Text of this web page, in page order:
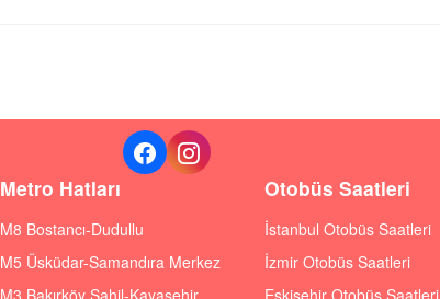
Metro Hatları
M8 Bostancı-Dudullu
M5 Üsküdar-Samandıra Merkez
M3 Bakırköy Sahil-Kayaşehir
Otobüs Saatleri
İstanbul Otobüs Saatleri
İzmir Otobüs Saatleri
Eskişehir Otobüs Saatleri